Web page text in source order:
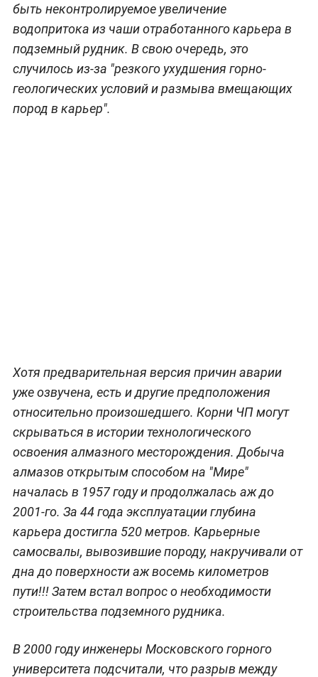
быть неконтролируемое увеличение
водопритока из чаши отработанного карьера в
подземный рудник. В свою очередь, это
случилось из-за "резкого ухудшения горно-
геологических условий и размыва вмещающих
пород в карьер".
Хотя предварительная версия причин аварии
уже озвучена, есть и другие предположения
относительно произошедшего. Корни ЧП могут
скрываться в истории технологического
освоения алмазного месторождения. Добыча
алмазов открытым способом на "Мире"
началась в 1957 году и продолжалась аж до
2001-го. За 44 года эксплуатации глубина
карьера достигла 520 метров. Карьерные
самосвалы, вывозившие породу, накручивали от
дна до поверхности аж восемь километров
пути!!! Затем встал вопрос о необходимости
cтроительства подземного рудника.
В 2000 году инженеры Московского горного
университета подсчитали, что разрыв между